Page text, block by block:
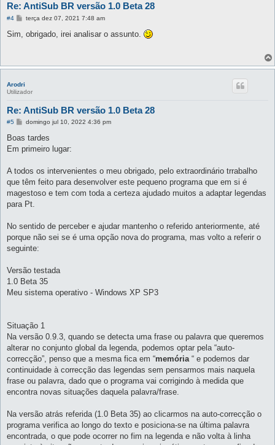
Re: AntiSub BR versão 1.0 Beta 28
#4
M
n
m
terça dez 07, 2021 7:48 am
Sim, obrigado, irei analisar o assunto.
Arodri
Utilizador
Re: AntiSub BR versão 1.0 Beta 28
#5
M
n
a
m
domingo jul 10, 2022 4:36 pm
Boas tardes
Em primeiro lugar:
A todos os intervenientes o meu obrigado, pelo extraordinário trrabalho
que têm feito para desenvolver este pequeno programa que em si é
magestoso e tem com toda a certeza ajudado muitos a adaptar legendas
para Pt.
No sentido de perceber e ajudar mantenho o referido anteriormente, até
porque não sei se é uma opção nova do programa, mas volto a referir o
seguinte:
Versão testada
1.0 Beta 35
Meu sistema operativo - Windows XP SP3
Situação 1
Na versão 0.9.3, quando se detecta uma frase ou palavra que queremos
alterar no conjunto global da legenda, podemos optar pela “auto-
correcção”, penso que a mesma fica em “memória“ e podemos dar
continuidade à correcção das legendas sem pensarmos mais naquela
frase ou palavra, dado que o programa vai corrigindo à medida que
encontra novas situações daquela palavra/frase.
Na versão atrás referida (1.0 Beta 35) ao clicarmos na auto-correcção o
programa verifica ao longo do texto e posiciona-se na última palavra
encontrada, o que pode ocorrer no fim na legenda e não volta à linha